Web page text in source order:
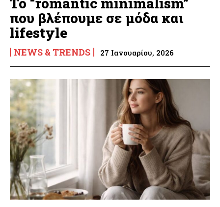
που βλέπουμε σε μόδα και
lifestyle
NEWS & TRENDS 27 Ιανουαρίου, 2026